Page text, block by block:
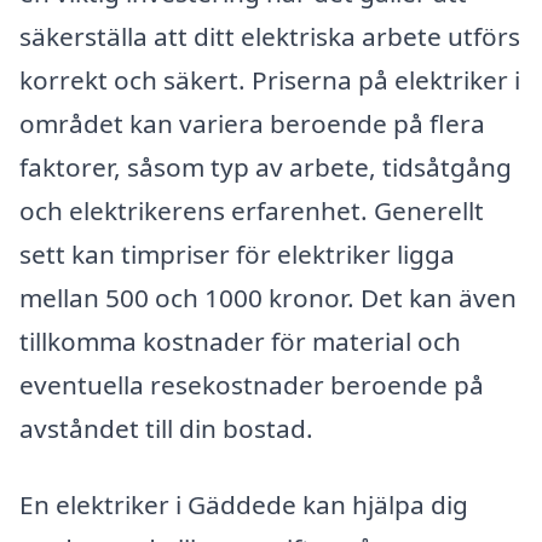
säkerställa att ditt elektriska arbete utförs
korrekt och säkert. Priserna på elektriker i
området kan variera beroende på flera
faktorer, såsom typ av arbete, tidsåtgång
och elektrikerens erfarenhet. Generellt
sett kan timpriser för elektriker ligga
mellan 500 och 1000 kronor. Det kan även
tillkomma kostnader för material och
eventuella resekostnader beroende på
avståndet till din bostad.
En elektriker i Gäddede kan hjälpa dig